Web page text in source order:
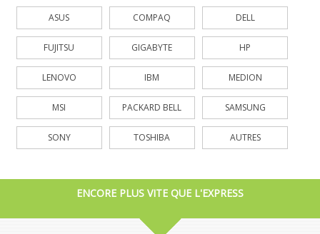
ASUS COMPAQ DELL
FUJITSU GIGABYTE HP
LENOVO IBM MEDION
MSI PACKARD BELL SAMSUNG
SONY TOSHIBA AUTRES
ENCORE PLUS VITE QUE L'EXPRESS